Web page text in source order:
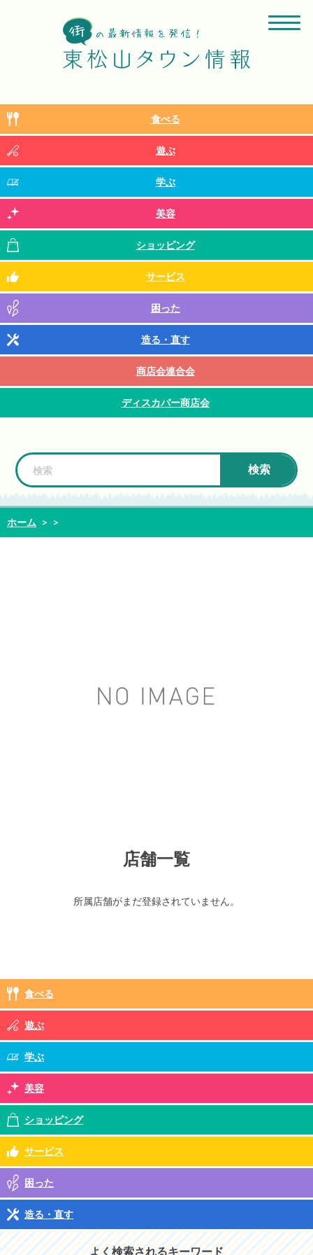
食べる
遊ぶ
学ぶ
美容
ショッピング
サービス
困った
造る・直す
商店会連合会
ディスカバー商店会
検索
ホーム > >
店舗一覧
所属店舗がまだ登録されていません。
食べる
遊ぶ
学ぶ
美容
ショッピング
サービス
困った
造る・直す
よく検索されるキーワード